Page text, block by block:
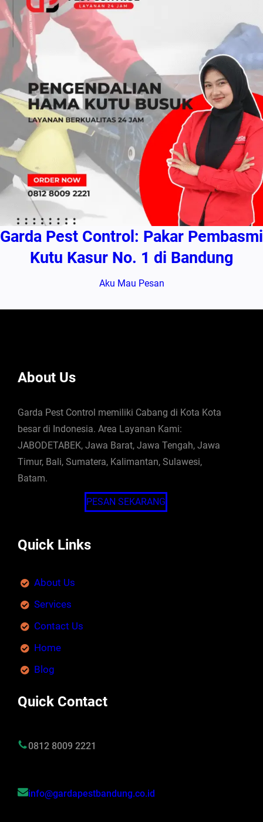
Garda Pest Control: Pakar Pembasmi
Kutu Kasur No. 1 di Bandung
Aku Mau Pesan
About Us
Garda Pest Control memiliki Cabang di Kota Kota
besar di Indonesia. Area Layanan Kami:
JABODETABEK, Jawa Barat, Jawa Tengah, Jawa
Timur, Bali, Sumatera, Kalimantan, Sulawesi,
Batam.
PESAN SEKARANG
Quick Links
About Us
Services
Contact Us
Home
Blog
Quick Contact
0812 8009 2221
info@gardapestbandung.co.id